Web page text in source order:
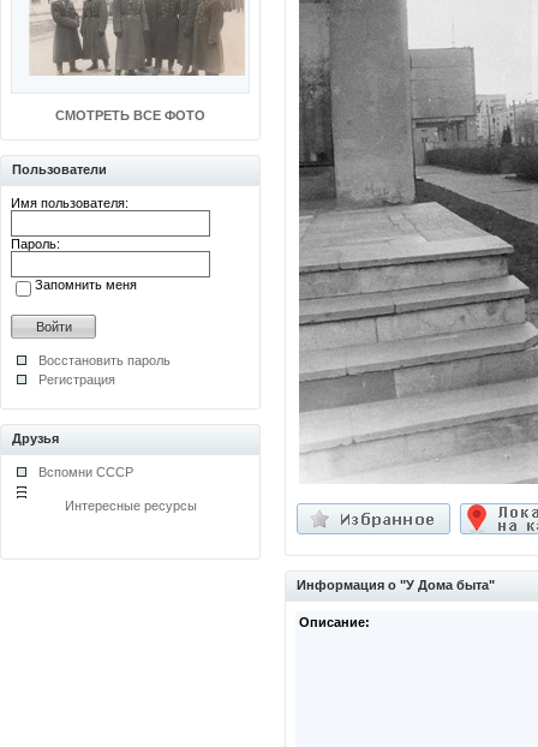
СМОТРЕТЬ ВСЕ ФОТО
Пользователи
Имя пользователя:
Пароль:
Запомнить меня
Восстановить пароль
Регистрация
Друзья
Вспомни СССР
Интересные ресурсы
Информация о "У Дома быта"
Описание: